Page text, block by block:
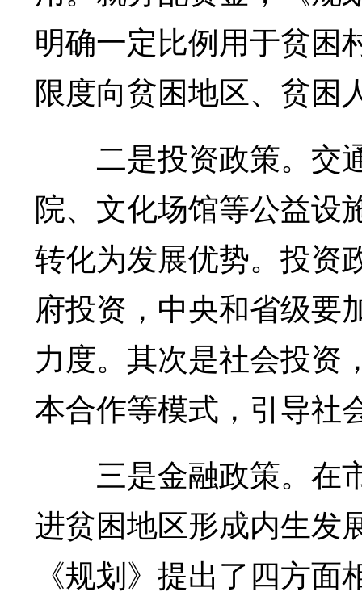
明确一定比例用于贫困
限度向贫困地区、贫困
二是投资政策。交
院、文化场馆等公益设
转化为发展优势。投资
府投资，中央和省级要
力度。其次是社会投资
本合作等模式，引导社
三是金融政策。在
进贫困地区形成内生发
《规划》提出了四方